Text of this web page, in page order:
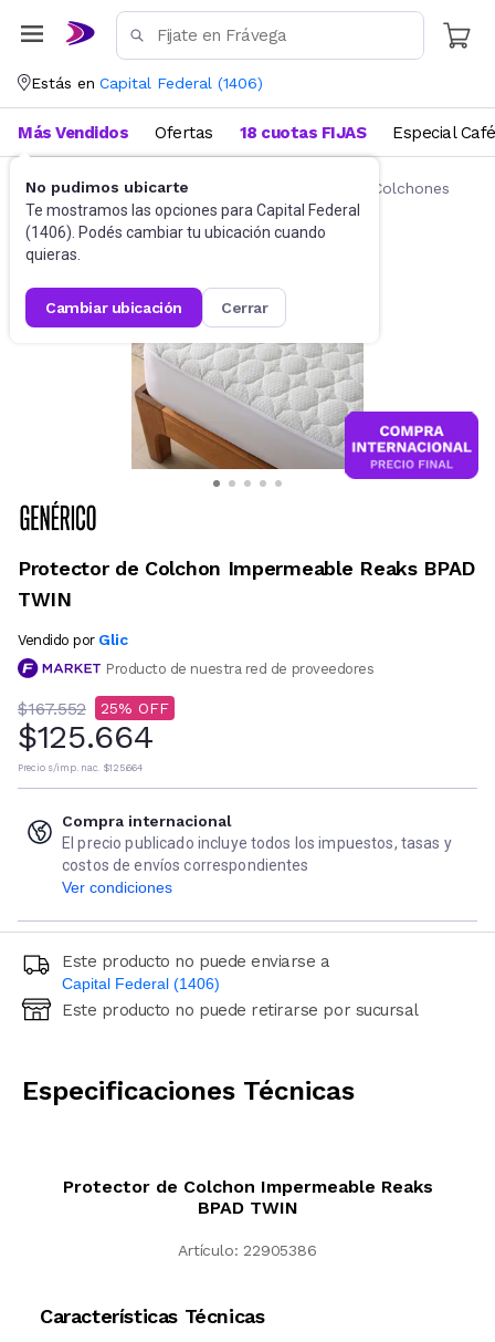
Estás en Capital Federal (1406)
No pudimos ubicarte
Te mostramos las opciones para Capital Federal
(1406). Podés cambiar tu ubicación cuando
quieras.
cambiar ubicación cerrar
Más Vendidos Ofertas 18 cuotas FIJAS Especial Café
Ropa de cama Fundas y Protectores para Colchones
Protector de Colchon Impermeable Reaks BPAD
TWIN
Vendido por Glic
Producto de nuestra red de proveedores
$167.552 25
$125.664
Precio s/imp. nac. $125.664
Compra internacional
El precio publicado incluye todos los impuestos, tasas y
costos de envíos correspondientes
Ver condiciones
Este producto no puede enviarse a
Capital Federal (1406)
Ingresá código postal (sólo números)
Este producto no puede retirarse por sucursal
Especificaciones Técnicas
Protector de Colchon Impermeable Reaks
BPAD TWIN
Artículo: 22905386
Características Técnicas